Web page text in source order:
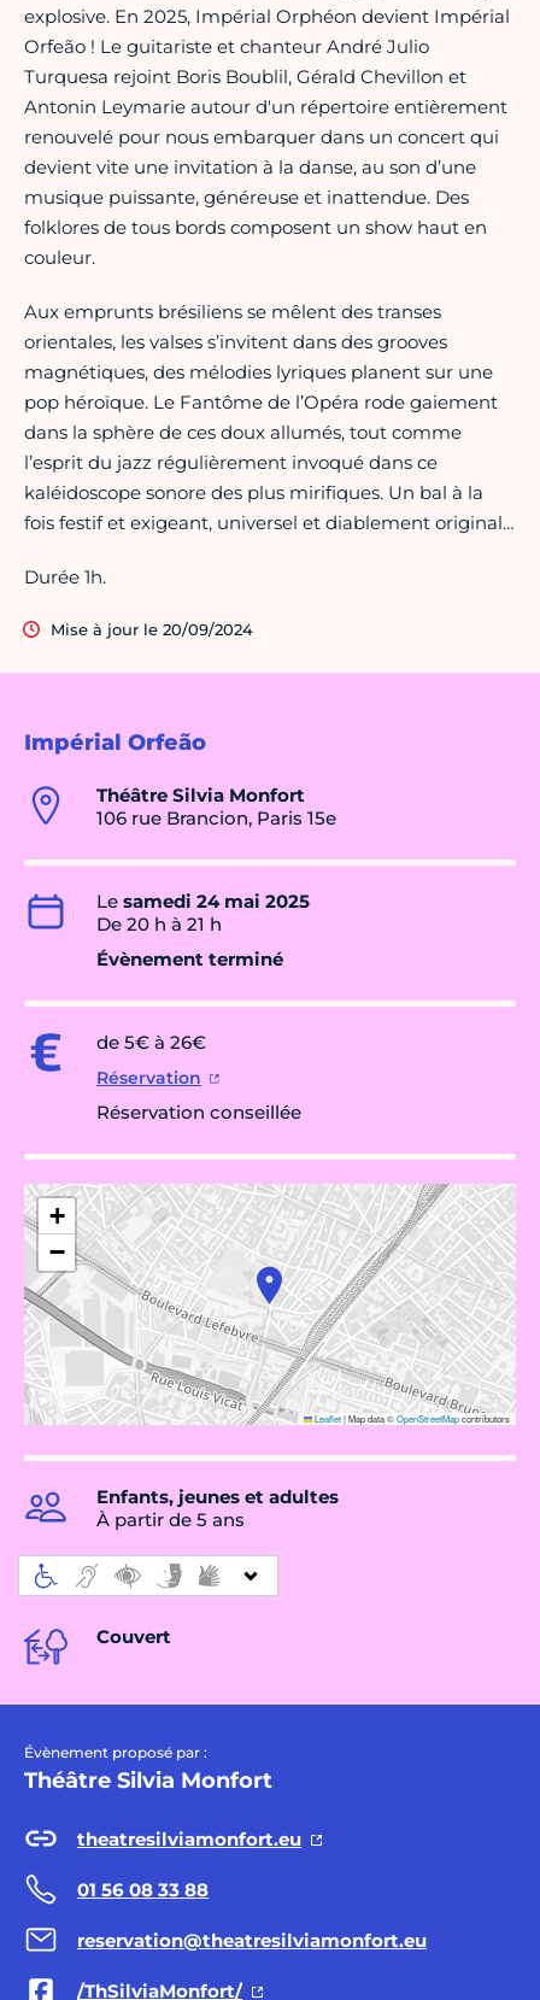
Impérial Orfeão
Théâtre Silvia Monfort
106 rue Brancion, Paris 15e
Le samedi 24 mai 2025
De 20 h à 21 h
Évènement terminé
de 5€ à 26€
Réservation
Réservation conseillée
+
−
Leaflet|Map data ©OpenStreetMapcontributors
Enfants, jeunes et adultes
À partir de 5 ans
Couvert
Évènement proposé par :
Théâtre Silvia Monfort
theatresilviamonfort.eu
01 56 08 33 88
reservation@theatresilviamonfort.eu
/ThSilviaMonfort/
explosive. En 2025, Impérial Orphéon devient Impérial
Orfeão ! Le guitariste et chanteur André Julio
Turquesa rejoint Boris Boublil, Gérald Chevillon et
Antonin Leymarie autour d'un répertoire entièrement
renouvelé pour nous embarquer dans un concert qui
devient vite une invitation à la danse, au son d’une
musique puissante, généreuse et inattendue. Des
folklores de tous bords composent un show haut en
couleur.
Aux emprunts brésiliens se mêlent des transes
orientales, les valses s’invitent dans des grooves
magnétiques, des mélodies lyriques planent sur une
pop héroïque. Le Fantôme de l’Opéra rode gaiement
dans la sphère de ces doux allumés, tout comme
l’esprit du jazz régulièrement invoqué dans ce
kaléidoscope sonore des plus mirifiques. Un bal à la
fois festif et exigeant, universel et diablement original…
Durée 1h.
Mise à jour le 20/09/2024